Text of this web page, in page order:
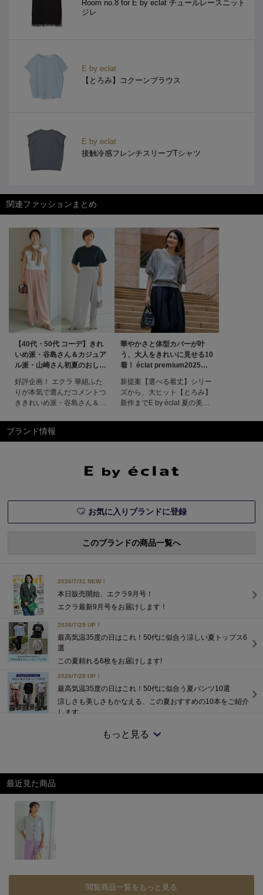
Room no.8 for E by eclat チュールレースニット
ジレ
E by eclat
【とろみ】コクーンブラウス
E by eclat
接触冷感フレンチスリーブTシャツ
関連ファッションまとめ
【40代・50代 コーデ】きれ
いめ派・谷島さん＆カジュア
ル派・山崎さん初夏のおしゃ
特集
好評企画！ エクラ 華組ふた
りが本気で選んだコメントつ
ききれいめ派・谷島さん＆カ
おしゃれ計画！さわやかな気
候にふさわしい、初夏のムー
ジュアル、それぞれ異なるフ
ァッションを好むエクラ華組
華やかさと体型カバーが叶
う、大人をきれいに見せる10
着！ éclat premium2025年8
新提案【選べる着丈】シリー
ズから、大ヒット【とろみ】
新作までE by éclat 夏の美ス
プロデュースする注目ブラン
の自信あり！ 大人をきれい
に見せる10着を今すぐチェッ
ブランド情報
お気に入りブランドに登録
このブランドの商品一覧へ
2026/7/31 NEW！
本日販売開始、エクラ9月号！
エクラ最新9月号をお届けします！
2026/7/29 UP！
最高気温35度の日はこれ！50代に似合う涼しい夏トップス6
選
この夏頼れる6枚をお届けします!
2026/7/28 UP！
最高気温35度の日はこれ！50代に似合う夏パンツ10選
涼しさも美しさもかなえる、この夏おすすめの10本をご紹介
します。
高機能5アイテム×5シーンで着回す、大人の夏旅ワードロー
2026/7/12 NEW！
もっと見る
最近見た商品
閲覧商品一覧をもっと見る